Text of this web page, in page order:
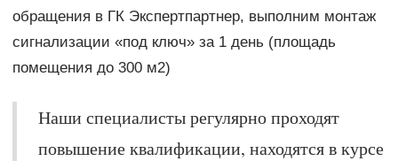
обращения в ГК Экспертпартнер, выполним монтаж
сигнализации «под ключ» за 1 день (площадь
помещения до 300 м2)
Наши специалисты регулярно проходят
повышение квалификации, находятся в курсе